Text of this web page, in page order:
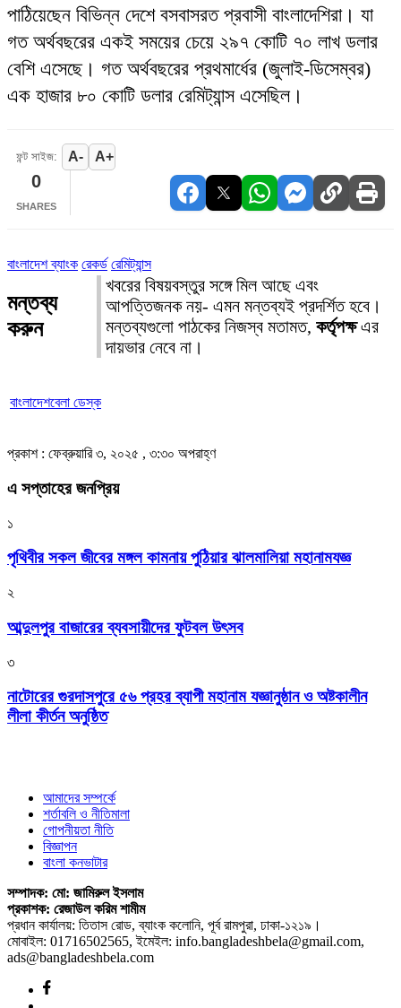
পাঠিয়েছেন বিভিন্ন দেশে বসবাসরত প্রবাসী বাংলাদেশিরা। যা
গত অর্থবছরের একই সময়ের চেয়ে ২৯৭ কোটি ৭০ লাখ ডলার
বেশি এসেছে। গত অর্থবছরের প্রথমার্ধের (জুলাই-ডিসেম্বর)
এক হাজার ৮০ কোটি ডলার রেমিট্যান্স এসেছিল।
ফন্ট সাইজ: A- A+
0
SHARES
বাংলাদেশ ব্যাংক রেকর্ড রেমিট্যান্স
মন্তব্য
করুন
খবরের বিষয়বস্তুর সঙ্গে মিল আছে এবং
আপত্তিজনক নয়- এমন মন্তব্যই প্রদর্শিত হবে।
মন্তব্যগুলো পাঠকের নিজস্ব মতামত, কর্তৃপক্ষএর
দায়ভার নেবে না।
বাংলাদেশবেলা ডেস্ক
প্রকাশ : ফেব্রুয়ারি ৩, ২০২৫ , ৩:৩০ অপরাহ্ণ
এ সপ্তাহের জনপ্রিয়
১
পৃথিবীর সকল জীবের মঙ্গল কামনায় পুঠিয়ার ঝালমালিয়া মহানামযজ্ঞ
২
আব্দুলপুর বাজারের ব্যবসায়ীদের ফুটবল উৎসব
৩
নাটোরের গুরদাসপুরে ৫৬ প্রহর ব্যাপী মহানাম যজ্ঞানুষ্ঠান ও অষ্টকালীন
লীলা কীর্তন অনুষ্ঠিত
আমাদের সম্পর্কে
শর্তাবলি ও নীতিমালা
গোপনীয়তা নীতি
বিজ্ঞাপন
বাংলা কনভাটার
সম্পাদক: মো: জামিরুল ইসলাম
প্রকাশক: রেজাউল করিম শামীম
প্রধান কার্যালয়: তিতাস রোড, ব্যাংক কলোনি, পূর্ব রামপুরা, ঢাকা-১২১৯।
মোবাইল: 01716502565, ইমেইল: info.bangladeshbela@gmail.com,
ads@bangladeshbela.com